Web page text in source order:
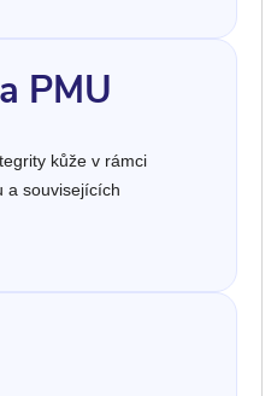
PMU
kůže v rámci
a souvisejících